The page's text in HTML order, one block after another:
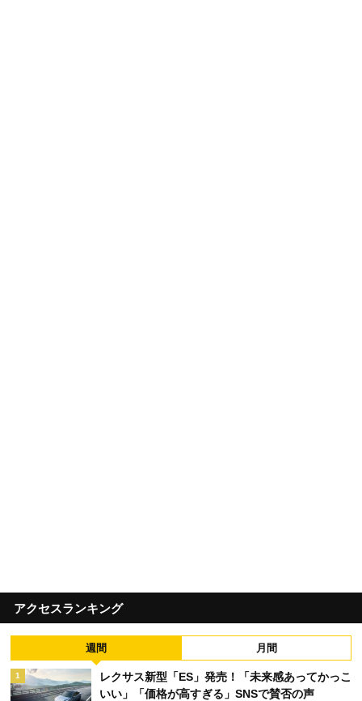
アクセスランキング
週間 月間
1
レクサス新型「ES」発売！「未来感あってかっこ
いい」「価格が高すぎる」SNSで賛否の声